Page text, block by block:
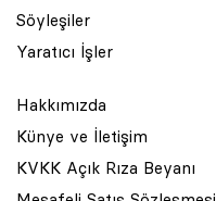
Söyleşiler
Yaratıcı İşler
Hakkımızda
Künye ve İletişim
KVKK Açık Rıza Beyanı